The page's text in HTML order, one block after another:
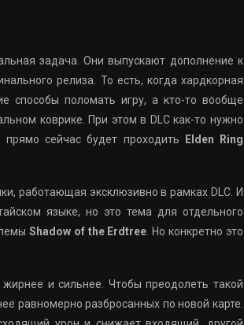
задача. Они выпускают дополнение к
релиза. То есть, когда хардкорная
способы поломать игру, а кто-то вообще
коврике. При этом в DLC как-то нужно
сейчас будет проходить
Elden Ring
работающая эксклюзивно в рамках DLC. И
языке, но это тема для отдельного
Shadow of the Erdtree . Но конкретно это
и сильнее. Чтобы преодолеть такой
равномерно разбросанных по новой карте.